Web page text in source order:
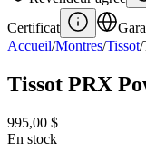
Certificat
Accueil/Montres/Tissot/
Tissot PRX
995,00 $
En stock